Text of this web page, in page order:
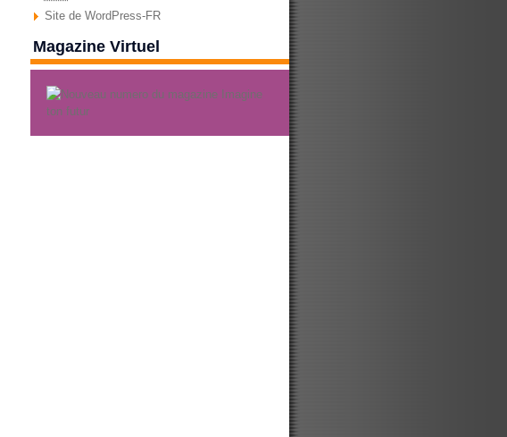
Site de WordPress-FR
Magazine Virtuel